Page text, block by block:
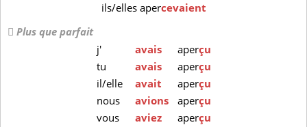
ils/elles apercevaient
Plus que parfait
j'
avais aperçu
tu
avais aperçu
il/elle
avait aperçu
nous
avions aperçu
vous
aviez aperçu